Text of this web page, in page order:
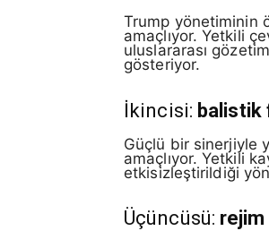
Trump yönetiminin
amaçlıyor. Yetkili
uluslararası
gösteriyor.
İkincisi: balistik
Güçlü bir sinerjiyle
amaçlıyor. Yetkili
etkisizleştirildiği
Üçüncüsü: